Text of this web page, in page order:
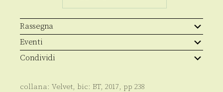
Rassegna
Eventi
Condividi
collana: Velvet, bic: BT, 2017, pp 238